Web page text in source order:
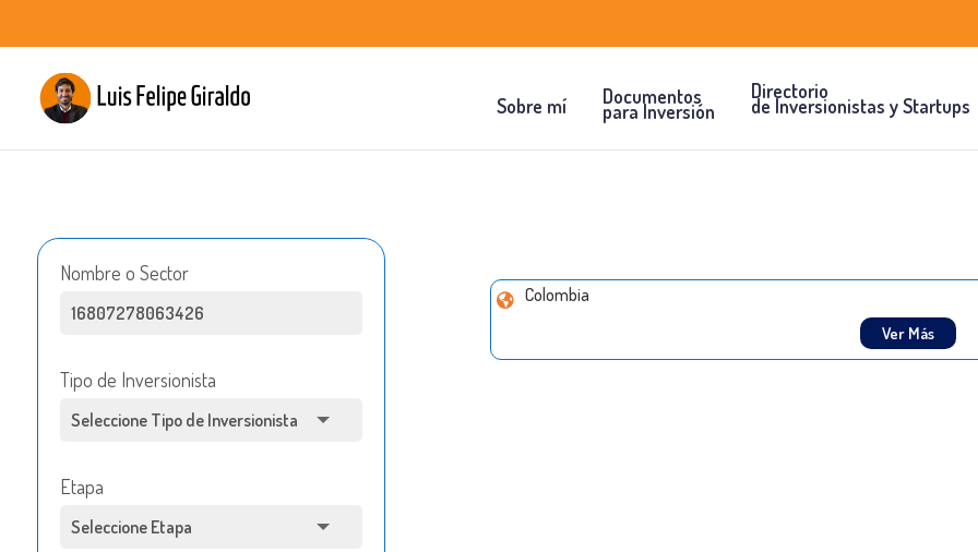
Sobre mí Documentos
para Inversión
Directorio
de Inversionistas y Startups
Nombre o Sector
Tipo de Inversionista
Etapa
Colombia
Ver Más